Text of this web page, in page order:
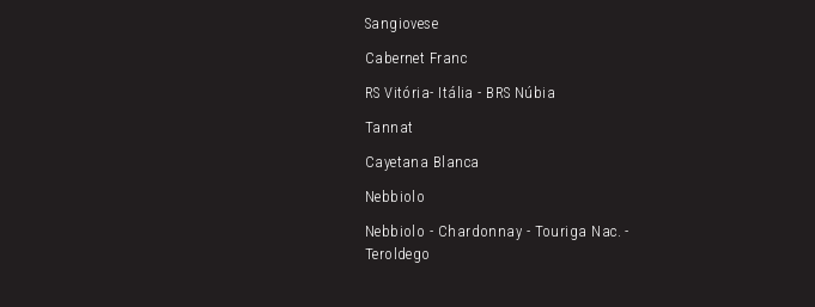
Sangiovese
Cabernet Franc
RS Vitória- Itália - BRS Núbia
Tannat
Cayetana Blanca
Nebbiolo
Nebbiolo - Chardonnay - Touriga Nac. -
Teroldego